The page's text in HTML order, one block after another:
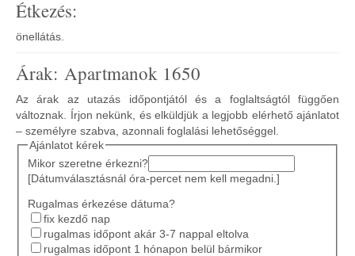
Étkezés:
önellátás.
Árak: Apartmanok 1650
Az árak az utazás időpontjától és a foglaltságtól függően
változnak. Írjon nekünk, és elküldjük a legjobb elérhető ajánlatot
– személyre szabva, azonnali foglalási lehetőséggel.
Ajánlatot kérek
Mikor szeretne érkezni?
[Dátumválasztásnál óra-percet nem kell megadni.]
Rugalmas érkezése dátuma?
fix kezdő nap
rugalmas időpont akár 3-7 nappal eltolva
rugalmas időpont 1 hónapon belül bármikor